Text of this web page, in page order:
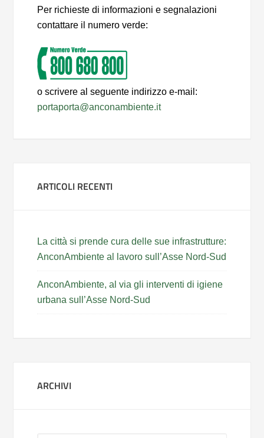
Per richieste di informazioni e segnalazioni
contattare il numero verde:
o scrivere al seguente indirizzo e-mail:
portaporta@anconambiente.it
ARTICOLI RECENTI
La città si prende cura delle sue infrastrutture:
AnconAmbiente al lavoro sull’Asse Nord-Sud
AnconAmbiente, al via gli interventi di igiene
urbana sull’Asse Nord-Sud
ARCHIVI